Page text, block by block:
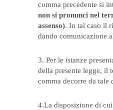
comma precedente si
non si pronunci nel
assenso). In tal caso il
dando comunicazione
3. Per le istanze
della presente legge, il
comma decorre da tale
4.La disposizione di